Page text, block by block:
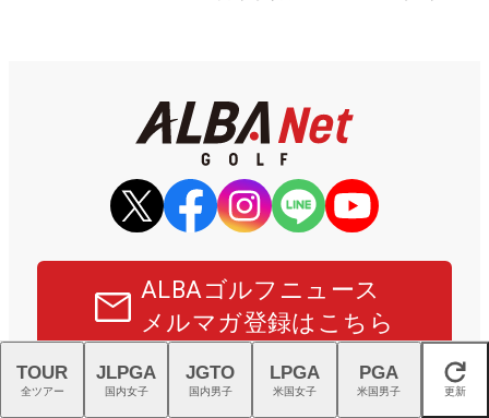
ALBAゴルフニュース
メルマガ登録はこちら
ALBA NetはR&Aのオフィシャルデジタルパートナー、および
USLPGAの日本公式サイトパートナーです。
閉じる
TOUR
全ツアー
JLPGA
国内女子
JGTO
国内男子
LPGA
米国女子
PGA
米国男子 更新